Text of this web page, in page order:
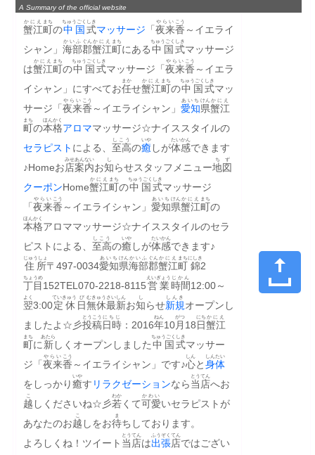
A Summary of the official website
蟹江
かにえ
町
まち
の中国
ちゅうごく
式
しき
マッサージ 「 夜来
やらい
香
こう
～イエライ
シャン」 海部
かいふ
郡
ぐん
蟹江
かにえ
町
まち
にある中国
ちゅうごく
式
しき
マッサージ
は蟹江
かにえ
町
まち
の中国
ちゅうごく
式
しき
マッサージ「 夜来
やらい
香
こう
～イエラ
イシャン」にすべてお任
まか
せ蟹江
かにえ
町
まち
の中国
ちゅうごく
式
しき
マッ
サージ「 夜来
やらい
香
こう
～イエライシャン」 愛知
あいち
県
けん
蟹江
かにえ
町
まち
の本格
ほんかく
アロママッサージ☆ナイススタイルの
セラピスト による、 至高
しこう
の癒
いや
しが体感
たいかん
できます
♪Homeお店
みせ
案内
あんない
お知
し
らせスタッフメニュー地図
ちず
クーポンHome蟹江
かにえ
町
まち
の中国
ちゅうごく
式
しき
マッサージ
「 夜来
やらい
香
こう
～イエライシャン」 愛知
あいち
県
けん
蟹江
かにえ
町
まち
の
本格
ほんかく
アロママッサージ☆ナイススタイルのセラ
ピストによる、 至高
しこう
の癒
いや
しが体感
たいかん
できます♪
住所
じゅうしょ
〒497-0034愛知
あいち
県
けん
海部
かいふ
郡
ぐん
蟹江
かにえ
町
まち
錦
にしき
2
丁目
ちょうめ
152TEL070-2218-8115営業
えいぎょう
時間
じかん
12:00～
翌
よく
3:00定休
ていきゅう
日
び
無休
むきゅう
最新
さいしん
お知
し
らせ新規
しんき
オープンし
ましたよ☆彡投稿
とうこう
日時
にちじ
：2016年
ねん
10月
がつ
18日
にち
蟹江
かにえ
町
まち
に 新
あたら
しくオープンしました中国
ちゅうごく
式
しき
マッサー
ジ「 夜来
やらい
香
こう
～イエライシャン」です♪心
しん
と身体
しんたい
をしっかり癒
いや
す リラクゼーションなら当店
とうてん
へお
越
こ
しくださいね☆彡若
わか
くて可愛
かわい
いセラピストが
あなたのお越
こ
しをお待
ま
ちしております。
よろしくね！ツイート 当店
とうてん
は出張
ふうぞく
店
てん
ではござい